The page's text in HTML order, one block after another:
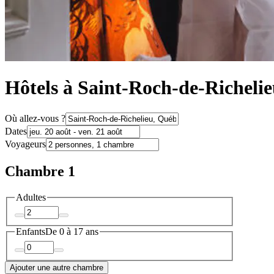
Hôtels à Saint-Roch-de-
Où allez-vous ?
Dates
Voyageurs
Chambre 1
Adultes
EnfantsDe 0 à 17 ans
Ajouter une autre chambre